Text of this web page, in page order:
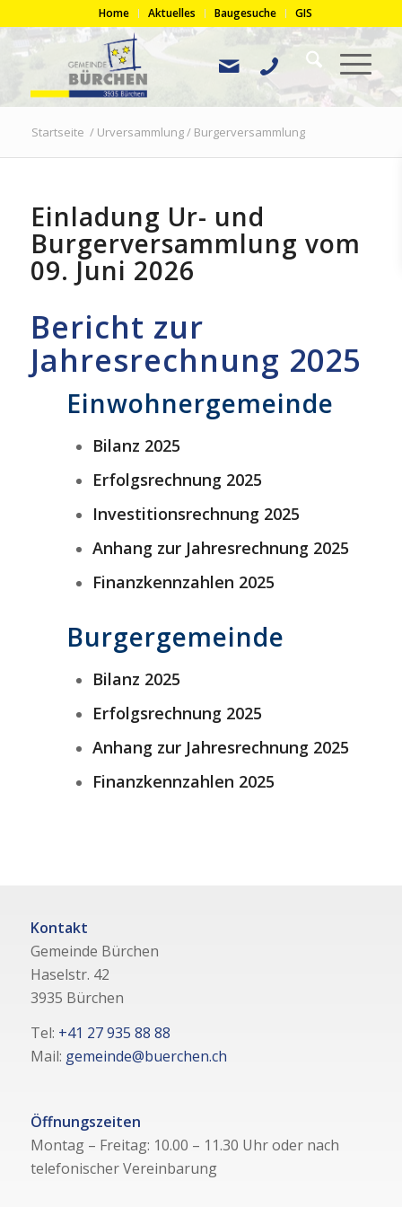
Home Aktuelles Baugesuche GIS
Startseite / Urversammlung / Burgerversammlung
Einladung Ur- und
Burgerversammlung vom
09. Juni 2026
Bericht zur
Jahresrechnung 2025
Einwohnergemeinde
Bilanz 2025
Erfolgsrechnung 2025
Investitionsrechnung 2025
Anhang zur Jahresrechnung 2025
Finanzkennzahlen 2025
Burgergemeinde
Bilanz 2025
Erfolgsrechnung 2025
Anhang zur Jahresrechnung 2025
Finanzkennzahlen 2025
Kontakt
Gemeinde Bürchen
Haselstr. 42
3935 Bürchen
Tel: +41 27 935 88 88
Mail: gemeinde@buerchen.ch
Öffnungszeiten
Montag – Freitag: 10.00 – 11.30 Uhr oder nach
telefonischer Vereinbarung